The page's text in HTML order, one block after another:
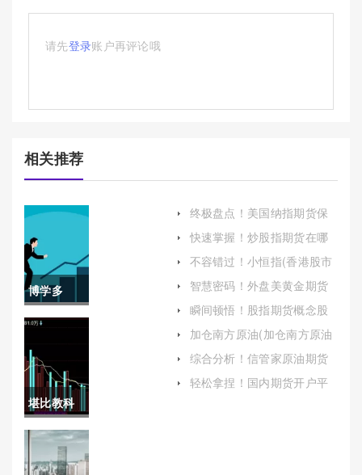
请先登录账户再评论哦
相关推荐
博学多
闻！期货
交易喊单
视频(期货
喊单构成
诈骗罪吗)
堪比教科
书！小道
指(探索投
终极盘点！美国纳指期货保
解和应对这一重要概念）
快速掌握！炒股指期货在哪
了解并顺利开户）
不容错过！小恒指(香港股市
妙风向标)
智慧密码！外盘美黄金期货
这一市场）
瞬间顿悟！股指期货概念股
加仓南方原油(加仓南方原油
综合分析！信管家原油期货
单)
轻松拿捏！国内期货开户平